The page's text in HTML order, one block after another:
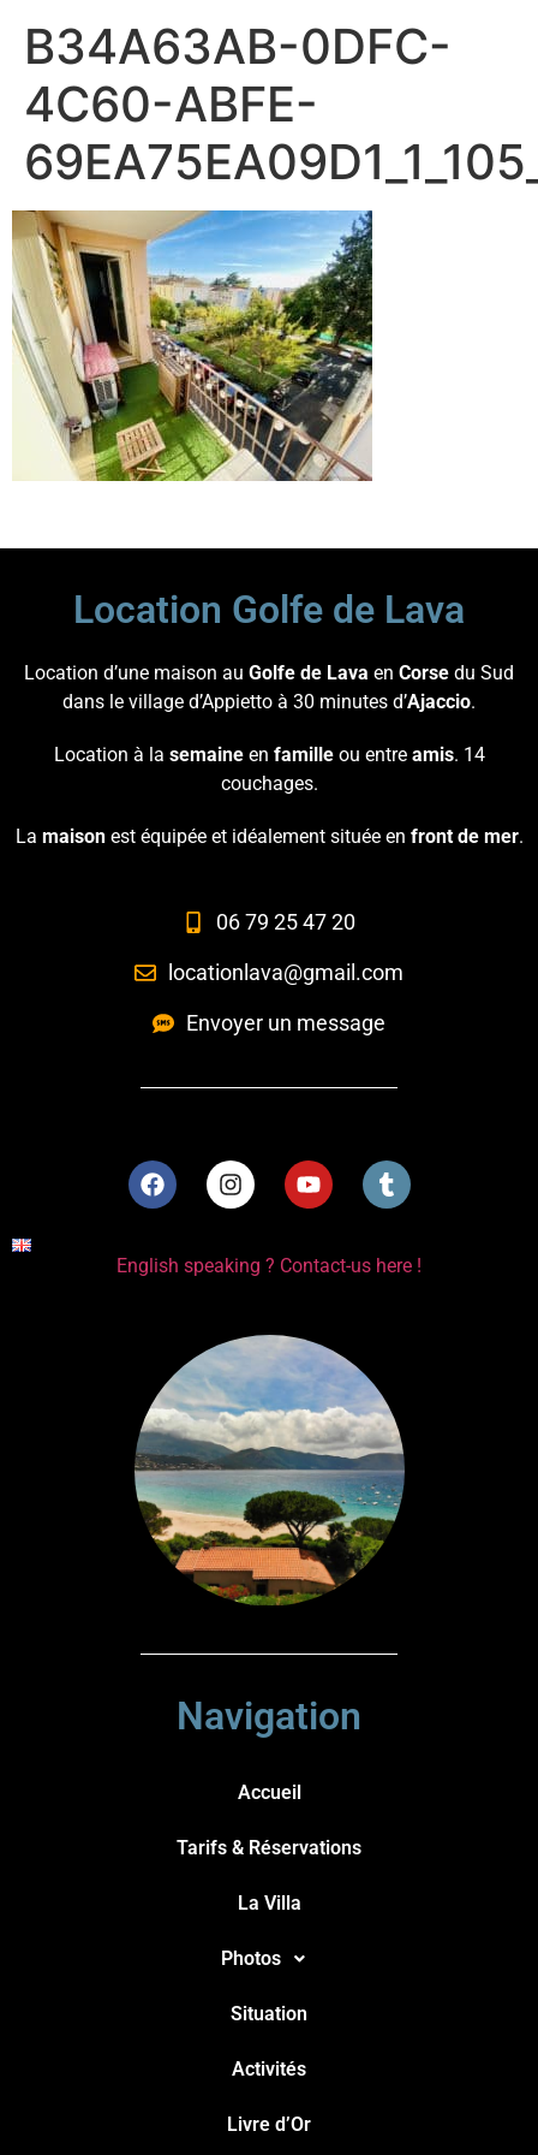
B34A63AB-0DFC-
4C60-ABFE-
Location Golfe de Lava
Location d’une maison au Golfe de Lava en Corse du Sud
dans le village d’Appietto à 30 minutes d’Ajaccio.
Location à la semaineen familleou entre amis. 14
couchages.
La maisonest équipée et idéalement située en front de mer.
06 79 25 47 20
locationlava@gmail.com
Envoyer un message
English speaking ? Contact-us here !
Navigation
Accueil
Tarifs & Réservations
La Villa
Photos
Situation
Activités
Livre d’Or